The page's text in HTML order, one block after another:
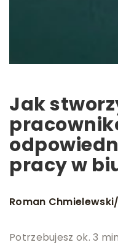
Jak
pracy w
Roman Chmielewski/
Potrzebujesz ok. 3